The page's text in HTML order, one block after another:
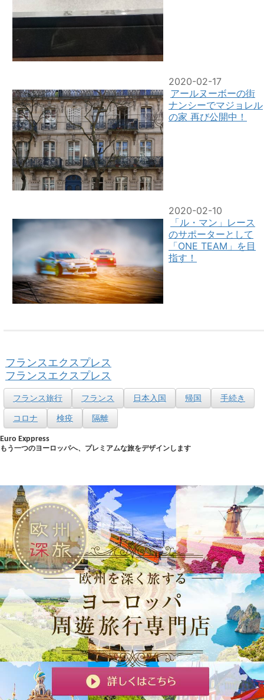
2020-02-17
アールヌーボーの街
ナンシーでマジョレル
の家 再び公開中！
2020-02-10
「ル・マン」レース
のサポーターとして
「ONE TEAM」を目
指す！
フランスエクスプレス
フランスエクスプレス
フランス旅行 フランス 日本入国 帰国
手続き
コロナ
検疫 隔離
Euro Exppress
もう一つのヨーロッパへ、プレミアムな旅をデザインします